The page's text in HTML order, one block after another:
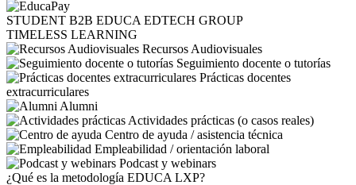
STUDENT B2B EDUCA EDTECH GROUP
TIMELESS LEARNING
Recursos Audiovisuales
Seguimiento docente o tutorías
Prácticas docentes
extracurriculares
Alumni
Actividades prácticas (o casos reales)
Centro de ayuda / asistencia técnica
Empleabilidad / orientación laboral
Podcast y webinars
¿Qué es la metodología EDUCA LXP?